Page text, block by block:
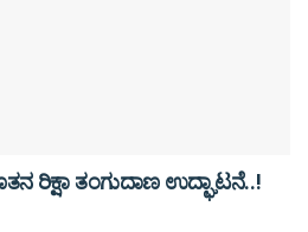
ರಿಕ್ಷಾ ತಂಗುದಾಣ ಉದ್ಘಾಟನೆ..!